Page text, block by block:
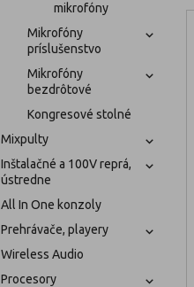
mikrofóny
Mikrofóny
príslušenstvo
Mikrofóny
bezdrôtové
Kongresové stolné
Mixpulty
Inštalačné a 100V reprá,
ústredne
All In One konzoly
Prehrávače, playery
Wireless Audio
Procesory